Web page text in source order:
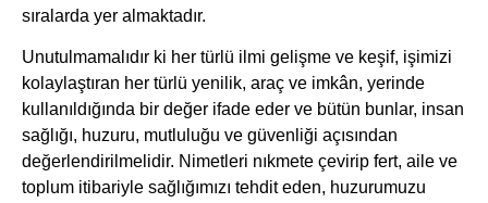
sıralarda yer almaktadır.
Unutulmamalıdır ki her türlü ilmi gelişme ve keşif, işimizi
kolaylaştıran her türlü yenilik, araç ve imkân, yerinde
kullanıldığında bir değer ifade eder ve bütün bunlar, insan
sağlığı, huzuru, mutluluğu ve güvenliği açısından
değerlendirilmelidir. Nimetleri nıkmete çevirip fert, aile ve
toplum itibariyle sağlığımızı tehdit eden, huzurumuzu